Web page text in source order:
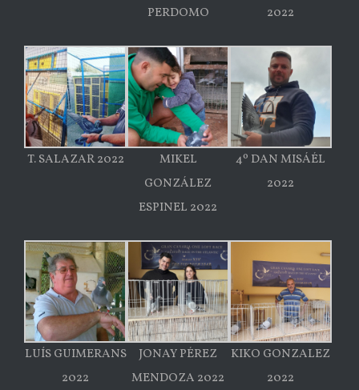
PERDOMO
2022
T. SALAZAR 2022
MIKEL
GONZÁLEZ
ESPINEL 2022
4º DAN MISÁÉL
2022
LUÍS GUIMERANS
2022
JONAY PÉREZ
MENDOZA 2022
KIKO GONZALEZ
2022